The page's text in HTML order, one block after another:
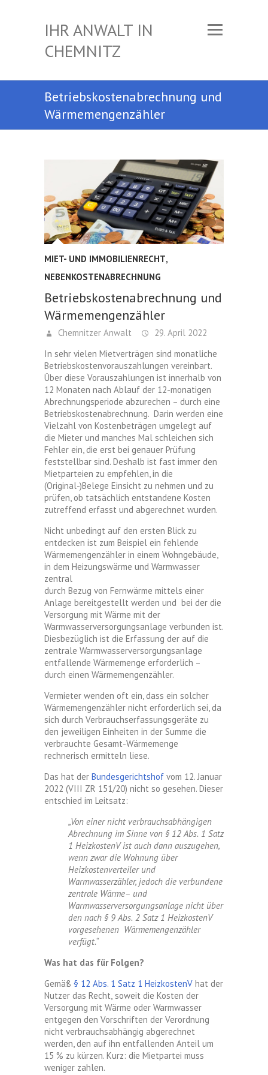
IHR ANWALT IN
CHEMNITZ
Betriebskostenabrechnung und
Wärmemengenzähler
MIET- UND IMMOBILIENRECHT,
NEBENKOSTENABRECHNUNG
Betriebskostenabrechnung und
Wärmemengenzähler
Chemnitzer Anwalt
29. April 2022
In sehr vielen Mietverträgen sind monatliche
Betriebskostenvorauszahlungen vereinbart.
Über diese Vorauszahlungen ist innerhalb von
12 Monaten nach Ablauf der 12-monatigen
Abrechnungsperiode abzurechen – durch eine
Betriebskostenabrechnung. Darin werden eine
Vielzahl von Kostenbeträgen umgelegt auf
die Mieter und manches Mal schleichen sich
Fehler ein, die erst bei genauer Prüfung
feststellbar sind. Deshalb ist fast immer den
Mietparteien zu empfehlen, in die
(Original-)Belege Einsicht zu nehmen und zu
prüfen, ob tatsächlich entstandene Kosten
zutreffend erfasst und abgerechnet wurden.
Nicht unbedingt auf den ersten Blick zu
entdecken ist zum Beispiel ein fehlende
Wärmemengenzähler in einem Wohngebäude,
in dem Heizungswärme und Warmwasser
zentral
durch Bezug von Fernwärme mittels einer
Anlage bereitgestellt werden und bei der die
Versorgung mit Wärme mit der
Warmwasserversorgungsanlage verbunden ist.
Diesbezüglich ist die Erfassung der auf die
zentrale Warmwasserversorgungsanlage
entfallende Wärmemenge erforderlich –
durch einen Wärmemengenzähler.
Vermieter wenden oft ein, dass ein solcher
Wärmemengenzähler nicht erforderlich sei, da
sich durch Verbrauchserfassungsgeräte zu
den jeweiligen Einheiten in der Summe die
verbrauchte Gesamt-Wärmemenge
rechnerisch ermitteln liese.
Das hat der Bundesgerichtshof vom 12. Januar
2022 (VIII ZR 151/20) nicht so gesehen. Dieser
entschied im Leitsatz:
„Von einer nicht verbrauchsabhängigen
Abrechnung im Sinne von § 12 Abs. 1 Satz
1 HeizkostenV ist auch dann auszugehen,
wenn zwar die Wohnung über
Heizkostenverteiler und
Warmwasserzähler, jedoch die verbundene
zentrale Wärme– und
Warmwasserversorgungsanlage nicht über
den nach § 9 Abs. 2 Satz 1 HeizkostenV
vorgesehenen Wärmemengenzähler
verfügt.“
Was hat das für Folgen?
Gemäß § 12 Abs. 1 Satz 1 HeizkostenV hat der
Nutzer das Recht, soweit die Kosten der
Versorgung mit Wärme oder Warmwasser
entgegen den Vorschriften der Verordnung
nicht verbrauchsabhängig abgerechnet
werden , den auf ihn entfallenden Anteil um
15 % zu kürzen. Kurz: die Mietpartei muss
weniger zahlen.